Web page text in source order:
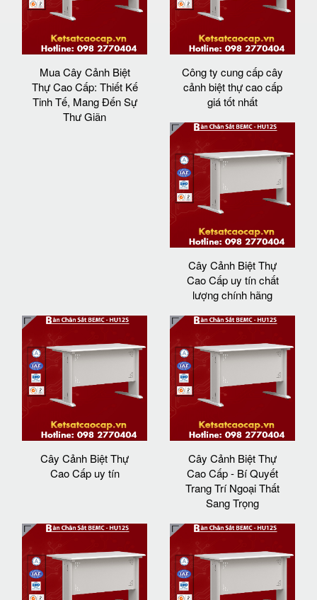
Mua Cây Cảnh Biệt
Thự Cao Cấp: Thiết Kế
Tinh Tế, Mang Đến Sự
Thư Giãn
Công ty cung cấp cây
cảnh biệt thự cao cấp
giá tốt nhất
Cây Cảnh Biệt Thự
Cao Cấp uy tín chất
lượng chính hãng
Cây Cảnh Biệt Thự
Cao Cấp uy tín
Cây Cảnh Biệt Thự
Cao Cấp - Bí Quyết
Trang Trí Ngoại Thất
Sang Trọng